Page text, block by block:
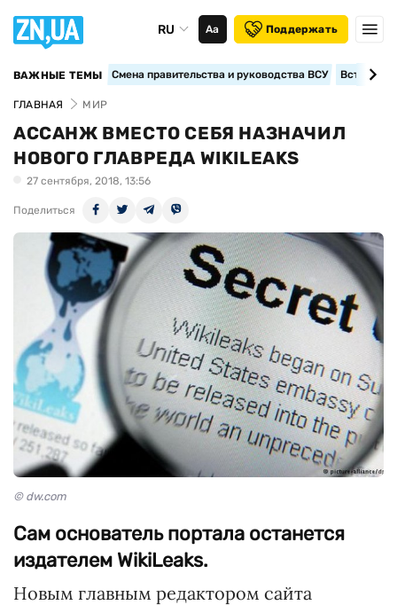
RU Аа Поддержать
ВАЖНЫЕ ТЕМЫ Смена правительства и руководства ВСУ
ГЛАВНАЯ МИР
АССАНЖ ВМЕСТО СЕБЯ НАЗНАЧИЛ
НОВОГО ГЛАВРЕДА WIKILEAKS
27 сентября, 2018, 13:56
Поделиться
© dw.com
Сам основатель портала останется
издателем WikiLeaks.
Новым главным редактором сайта